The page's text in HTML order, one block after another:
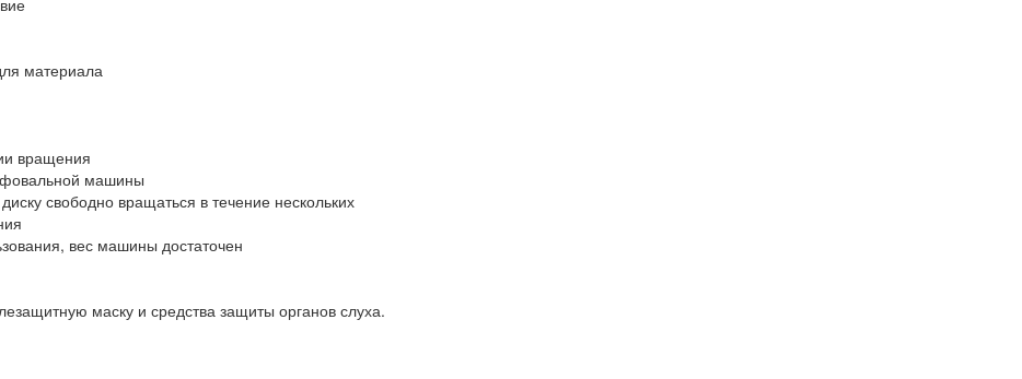
материала
вращения
машины
свободно вращаться в течение нескольких
вес машины достаточен
маску и средства защиты органов слуха.